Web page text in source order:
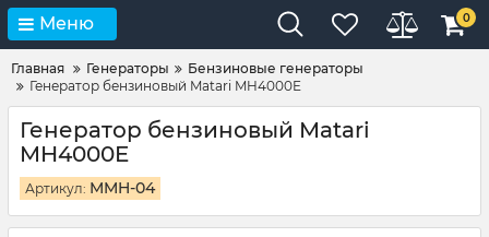
Меню 0
Главная Генераторы
Бензиновые генераторы
Генератор бензиновый Matari MH4000E
Генератор бензиновый Matari
MH4000E
Артикул: MMH-04